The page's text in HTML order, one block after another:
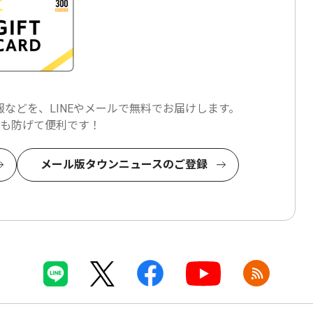
などを、LINEやメールで無料でお届けします。
防げて便利です！
メール版タウンニュースのご登録